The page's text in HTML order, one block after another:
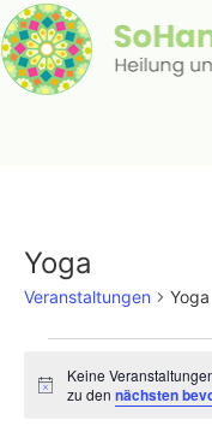
Yoga
Veranstaltungen Yoga
Hinweis
Keine
zu den nächsten